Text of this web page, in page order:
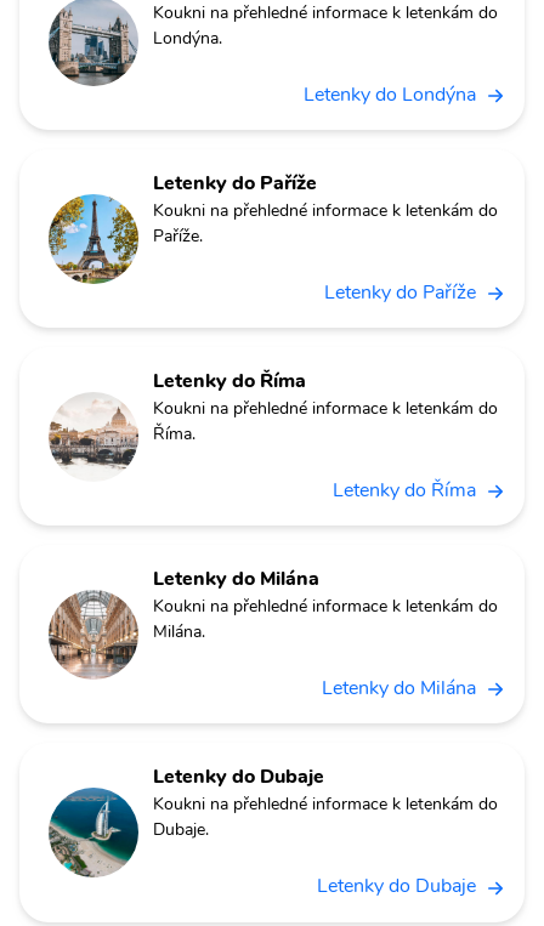
Koukni na přehledné informace k letenkám do
Londýna.
Letenky do Londýna
Letenky do Paříže
Koukni na přehledné informace k letenkám do
Paříže.
Letenky do Paříže
Letenky do Říma
Koukni na přehledné informace k letenkám do
Říma.
Letenky do Říma
Letenky do Milána
Koukni na přehledné informace k letenkám do
Milána.
Letenky do Milána
Letenky do Dubaje
Koukni na přehledné informace k letenkám do
Dubaje.
Letenky do Dubaje